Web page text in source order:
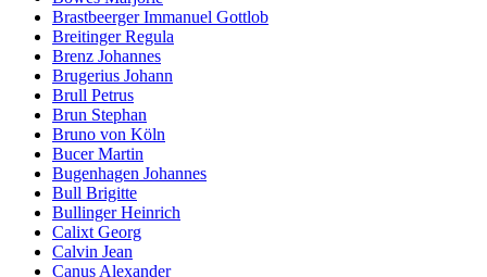
Brastbeerger Immanuel Gottlob
Breitinger Regula
Brenz Johannes
Brugerius Johann
Brull Petrus
Brun Stephan
Bruno von Köln
Bucer Martin
Bugenhagen Johannes
Bull Brigitte
Bullinger Heinrich
Calixt Georg
Calvin Jean
Canus Alexander